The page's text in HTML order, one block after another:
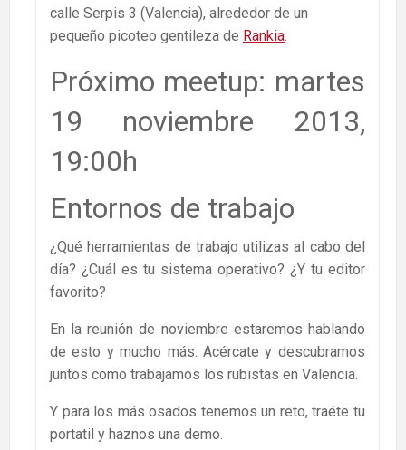
calle Serpis 3 (Valencia), alrededor de un
pequeño picoteo gentileza de Rankia
Próximo meetup: martes
19 noviembre 2013,
19:00h
Entornos de trabajo
¿Qué herramientas de trabajo utilizas al cabo del
día? ¿Cuál es tu sistema operativo? ¿Y tu editor
favorito?
En la reunión de noviembre estaremos hablando
de esto y mucho más. Acércate y descubramos
juntos como trabajamos los rubistas en Valencia.
Y para los más osados tenemos un reto, traéte tu
portatil y haznos una demo.